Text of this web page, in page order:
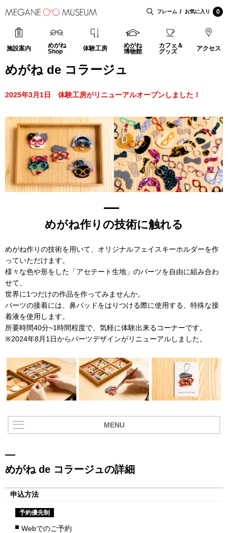
フレーム お気に入り 0
施設案内
めがね
Shop
体験工房
めがね
博物館
カフェ＆
グッズ
アクセス
めがね de コラージュ
2025年3月1日 体験工房がリニューアルオープンしました！
めがね作りの技術に触れる
めがね作りの技術を用いて、オリジナルフェイスキーホルダーを作
っていただけます。
様々な色や形をした「アセテート生地」のパーツを自由に組み合わ
せて、
世界に1つだけの作品を作ってみませんか。
パーツの接着には、鼻パッドをはりつける際に使用する、特殊な接
着液を使用します。
所要時間40分~1時間程度で、気軽に体験出来るコーナーです。
※2024年8月1日からパーツデザインがリニューアルしました。
MENU
めがね de コラージュの詳細
申込方法
予約優先制
Webでのご予約